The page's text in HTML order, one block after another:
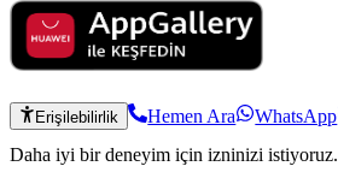
Erişilebilirlik Hemen Ara WhatsApp
Daha iyi bir deneyim için izninizi istiyoruz.